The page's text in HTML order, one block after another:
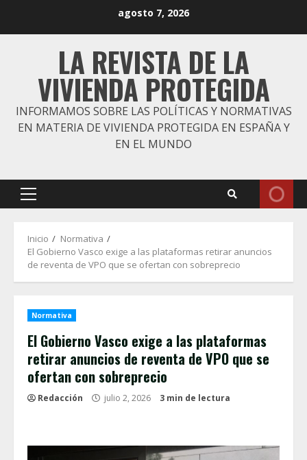
agosto 7, 2026
LA REVISTA DE LA
VIVIENDA PROTEGIDA
INFORMAMOS SOBRE LAS POLÍTICAS Y NORMATIVAS
EN MATERIA DE VIVIENDA PROTEGIDA EN ESPAÑA Y
EN EL MUNDO
Menú
Inicio
Normativa
El Gobierno Vasco exige a las plataformas retirar anuncios
de reventa de VPO que se ofertan con sobreprecio
Normativa
El Gobierno Vasco exige a las plataformas
retirar anuncios de reventa de VPO que se
ofertan con sobreprecio
Redacción julio 2, 2026 3 min de lectura